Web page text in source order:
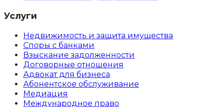
Услуги
Недвижимость и защита имущества
Споры с банками
Взыскание задолженности
Договорные отношения
Адвокат для бизнеса
Абoнентское обслуживание
Медиация
Международное право